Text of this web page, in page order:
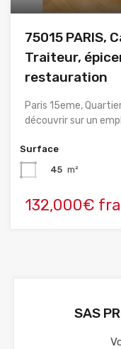
75015 PARIS,
Traiteur,
restauration
Paris 15eme,
découvrir sur un
Surface
45 m²
132,000€
SAS